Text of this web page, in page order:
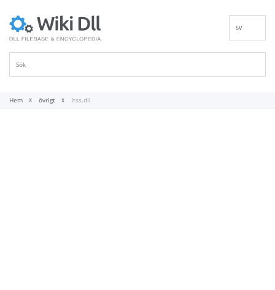
SV
Hem övrigt Itss.dll